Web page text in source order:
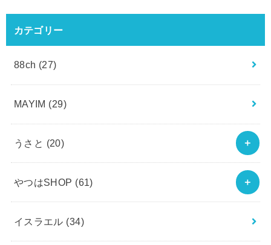
カテゴリー
88ch (27)
MAYIM (29)
うさと (20)
やつはSHOP (61)
イスラエル (34)